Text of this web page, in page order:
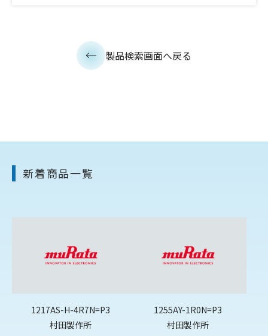
製品検索画面へ戻る
新着商品一覧
1217AS-H-4R7N=P3
村田製作所
1255AY-1R0N=P3
村田製作所